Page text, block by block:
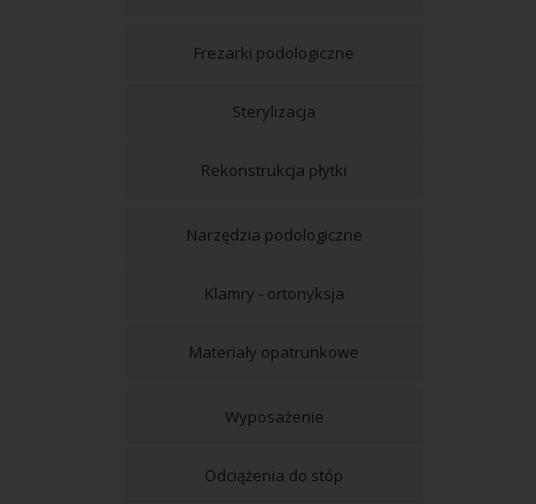
Frezarki podologiczne
Sterylizacja
Rekonstrukcja płytki
Narzędzia podologiczne
Klamry - ortonyksja
Materiały opatrunkowe
Wyposażenie
Odciążenia do stóp